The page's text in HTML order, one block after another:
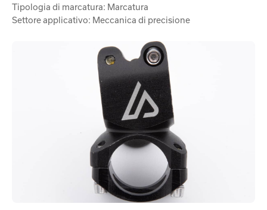
Tipologia di marcatura: Marcatura
Settore applicativo: Meccanica di precisione